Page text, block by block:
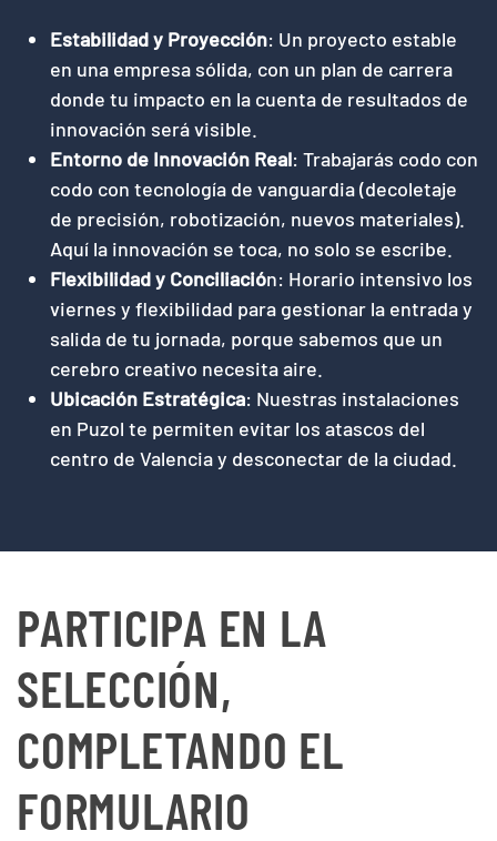
Estabilidad y Proyección: Un proyecto estable
en una empresa sólida, con un plan de carrera
donde tu impacto en la cuenta de resultados de
innovación será visible.
Entorno de Innovación Real: Trabajarás codo con
codo con tecnología de vanguardia (decoletaje
de precisión, robotización, nuevos materiales).
Aquí la innovación se toca, no solo se escribe.
Flexibilidad y Conciliación: Horario intensivo los
viernes y flexibilidad para gestionar la entrada y
salida de tu jornada, porque sabemos que un
cerebro creativo necesita aire.
Ubicación Estratégica: Nuestras instalaciones
en Puzol te permiten evitar los atascos del
centro de Valencia y desconectar de la ciudad.
PARTICIPA EN LA
SELECCIÓN,
COMPLETANDO EL
FORMULARIO